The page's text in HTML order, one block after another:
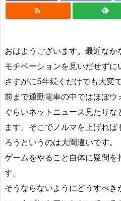

おはようございます。最近な
モチベーションを見いだせずに
さすがに5年続くだけでも大変で
前まで通勤電車の中ではほぼ
ぐらいネットニュース見たり
ます。そこでノルマを上げれ
ろうというのは大間違いです。
ゲームをやること自体に疑問を
す。
そうならないようにどうすべ